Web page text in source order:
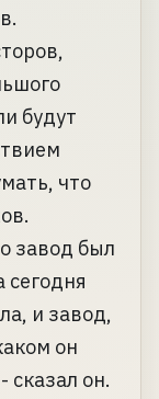
будут
что
завод был
сегодня
и завод,
он
сказал он.